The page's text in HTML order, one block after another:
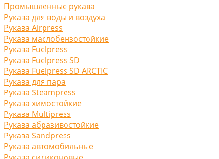
Промышленные рукава
Рукава для воды и воздуха
Рукава Airpress
Рукава маслобензостойкие
Рукава Fuelpress
Рукава Fuelpress SD
Рукава Fuelpress SD ARCTIC
Рукава для пара
Рукава Steampress
Рукава химостойкие
Рукава Multipress
Рукава абразивостойкие
Рукава Sandpress
Рукава автомобильные